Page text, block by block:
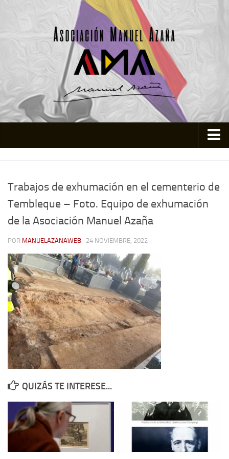
Quienes somos
Actividades
Contacto
Memoria Histórica
Investigación previa de la represión en Talavera de la Reina (1937-
1947).
Informe Represión en Toledo 1936-1947 | Buscador
Informe de la fosa de abril de 1939 de Tembleque
Enciclopedia Republicana
Militantes históricos IR
Izquierda Republicana. Navarra
Izquierda Republicana. Galicia
Textos esenciales del republicanismo
Trabajos de exhumación en el cementerio de
Tembleque – Foto. Equipo de exhumación
de la Asociación Manuel Azaña
POR MANUELAZANAWEB · 24 NOVIEMBRE, 2022
QUIZÁS TE INTERESE...